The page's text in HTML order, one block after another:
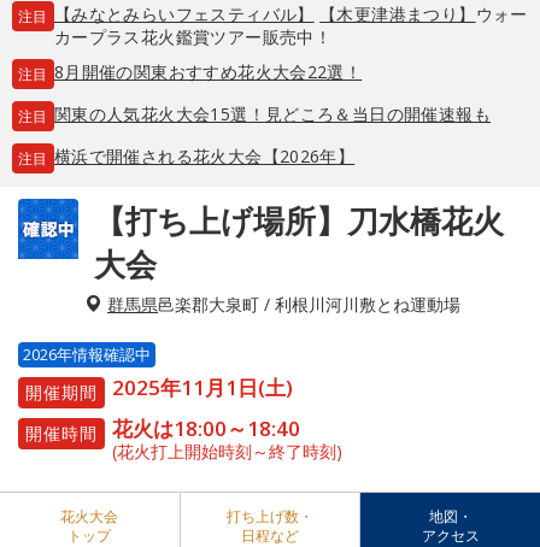
注目 【みなとみらいフェスティバル】 【木更津港まつり】 ウォー
カープラス花火鑑賞ツアー販売中！
注目 8月開催の関東おすすめ花火大会22選！
注目 関東の人気花火大会15選！見どころ＆当日の開催速報も
注目 横浜で開催される花火大会【2026年】
【打ち上げ場所】刀水橋花火
大会
群馬県邑楽郡大泉町 / 利根川河川敷とね運動場
2026年情報確認中
開催期間 2025年11月1日(土)
開催時間 花火は18:00～18:40
(花火打上開始時刻～終了時刻)
花火大会
トップ
打ち上げ数・
日程など
地図・
アクセス